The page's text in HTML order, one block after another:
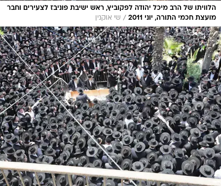
הלוויתו של הרב מיכל יהודה לפקוביץ, ראש ישיבת פוניבז לצעירים וחבר
מועצת חכמי התורה, יוני 2011
/ שי אוקנין